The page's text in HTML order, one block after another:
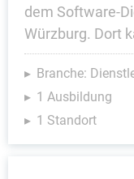
dem Software-
Würzburg. Dort
Branche:
1 Ausbildung
1 Standort